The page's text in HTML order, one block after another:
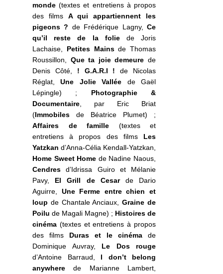
monde (textes et entretiens à propos
des films A qui appartiennent les
pigeons ? de Frédérique Lagny,Ce
qu’il reste de la folie de Joris
Lachaise, Petites Mainsde Thomas
Roussillon, Que ta joie demeure de
Denis Côté, ! G.A.R.I ! de Nicolas
Réglat,Une Jolie Vallée de Gaël
Lépingle) ; Photographie &
Documentaire , par Eric Briat
(Immobiles de Béatrice Plumet) ;
Affaires de famille (textes et
entretiens à propos des films Les
Yatzkan d’Anna-Célia Kendall-Yatzkan,
Home Sweet Home de Nadine Naous,
Cendres d’Idrissa Guiro et Mélanie
Pavy, El Grill de Cesarde Dario
Aguirre, Une Ferme entre chien et
loup de Chantale Anciaux,Graine de
Poilu de Magali Magne) ; Histoires de
cinéma (textes et entretiens à propos
des films Duras et le cinéma de
Dominique Auvray, Le Dos rouge
d’Antoine Barraud, I don’t belong
anywhere de Marianne Lambert,